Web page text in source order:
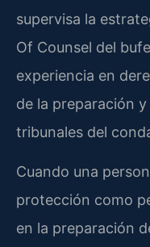
supervisa la
Of Counsel del
experiencia en
de la preparación
tribunales del
Cuando una
protección como
en la preparación